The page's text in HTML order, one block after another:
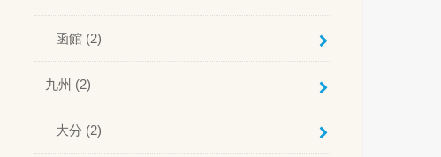
函館 (2)
九州 (2)
大分 (2)